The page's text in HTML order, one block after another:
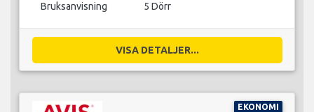
Bruksanvisning 5 Dörr
VISA DETALJER...
EKONOMI